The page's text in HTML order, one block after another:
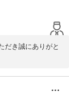
かもしれません。ホ
しいコンクリのホテ
見れるのでとても素
屋で、以前と変わら
らか、ホテル側で部
な部屋でゆっくり過
で、特にお風呂が良
だき誠にありがと
プのお風呂をご用
ー等をお楽しみい